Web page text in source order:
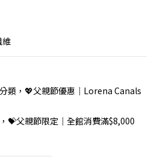
維
類，💖父親節優惠｜Lorena Canals
💝父親節限定｜全館消費滿$8,000